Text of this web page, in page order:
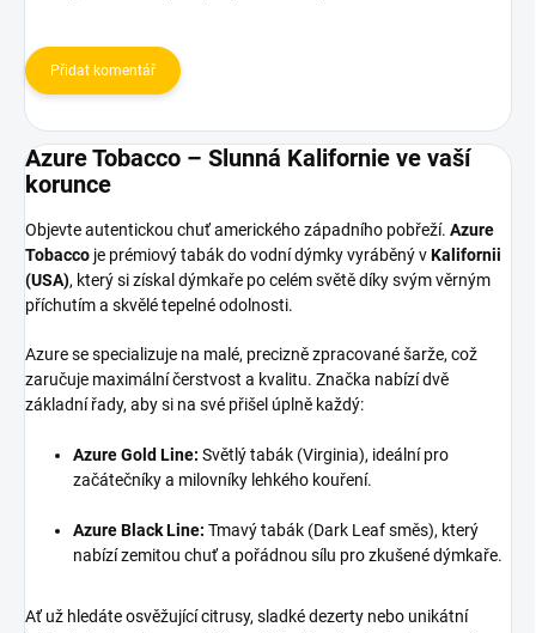
Přidat komentář
Azure Tobacco – Slunná Kalifornie ve vaší
korunce
Objevte autentickou chuť amerického západního pobřeží. Azure
Tobacco je prémiový tabák do vodní dýmky vyráběný vKalifornii
(USA), který si získal dýmkaře po celém světě díky svým věrným
příchutím a skvělé tepelné odolnosti.
Azure se specializuje na malé, precizně zpracované šarže, což
zaručuje maximální čerstvost a kvalitu. Značka nabízí dvě
základní řady, aby si na své přišel úplně každý:
Azure Gold Line: Světlý tabák (Virginia), ideální pro
začátečníky a milovníky lehkého kouření.
Azure Black Line: Tmavý tabák (Dark Leaf směs), který
nabízí zemitou chuť a pořádnou sílu pro zkušené dýmkaře.
Ať už hledáte osvěžující citrusy, sladké dezerty nebo unikátní